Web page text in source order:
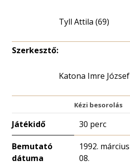
Tyll Attila (69)
Szerkesztő:
Katona Imre József
Kézi besorolás
Játékidő 30 perc
Bemutató
dátuma
1992. március
08.